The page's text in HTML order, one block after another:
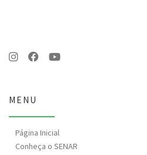
MENU
Página Inicial
Conheça o SENAR